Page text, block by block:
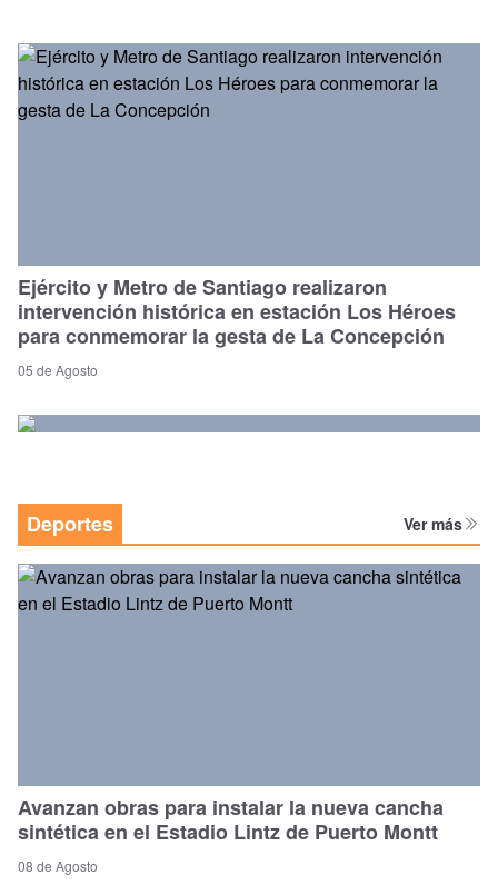
Ejército y Metro de Santiago realizaron
intervención histórica en estación Los Héroes
para conmemorar la gesta de La Concepción
05 de Agosto
Deportes Ver más
Avanzan obras para instalar la nueva cancha
sintética en el Estadio Lintz de Puerto Montt
08 de Agosto